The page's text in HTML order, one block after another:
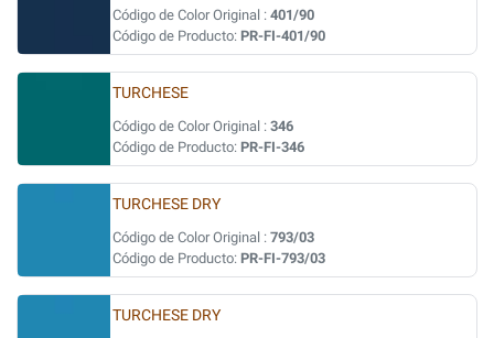
Código de Color Original : 401/90
Código de Producto: PR-FI-401/90
TURCHESE
Código de Color Original : 346
Código de Producto: PR-FI-346
TURCHESE DRY
Código de Color Original : 793/03
Código de Producto: PR-FI-793/03
TURCHESE DRY